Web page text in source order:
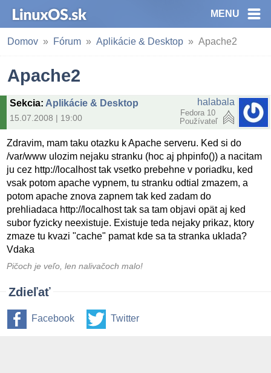
MENU
Domov Fórum Aplikácie & Desktop Apache2
Apache2
Sekcia: Aplikácie & Desktop
15.07.2008 | 19:00
halabala
Fedora 10
Používateľ
Zdravim, mam taku otazku k Apache serveru. Ked si do
/var/www ulozim nejaku stranku (hoc aj phpinfo()) a nacitam
ju cez http://localhost tak vsetko prebehne v poriadku, ked
vsak potom apache vypnem, tu stranku odtial zmazem, a
potom apache znova zapnem tak ked zadam do
prehliadaca http://localhost tak sa tam objavi opät aj ked
subor fyzicky neexistuje. Existuje teda nejaky prikaz, ktory
zmaze tu kvazi "cache" pamat kde sa ta stranka uklada?
Vdaka
Pičoch je veľo, len nalivačoch malo!
Zdieľať
Facebook Twitter